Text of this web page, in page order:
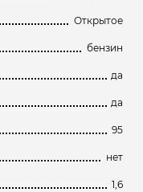
Открытое
бензин
да
да
95
нет
1,6